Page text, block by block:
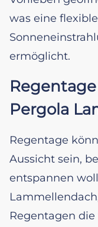
was eine
ermöglicht.
Pergola
Regentage
Aussicht sein,
entspannen
Regentagen